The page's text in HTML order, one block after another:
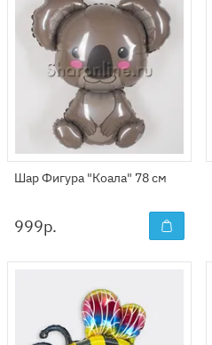
Шар Фигура "Коала" 78 см
999р.